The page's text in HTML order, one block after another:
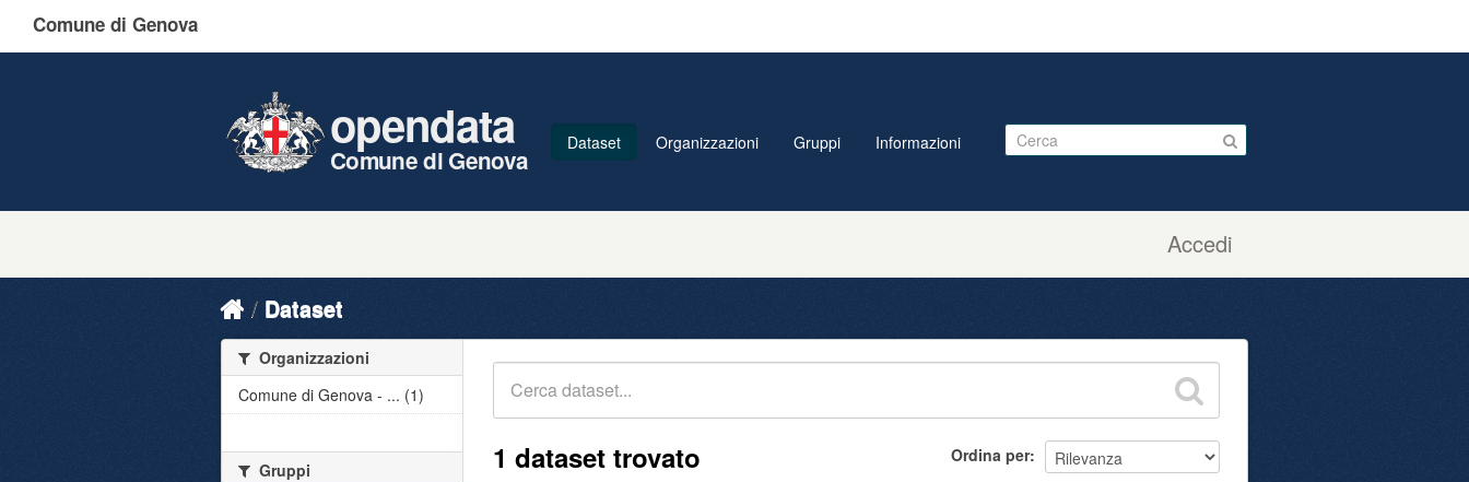
Comune di Genova
Accedi
opendata
Comune di Genova
Dataset Organizzazioni Gruppi Informazioni
Dataset
Ordina per
1 dataset trovato
Organizzazioni
Comune di Genova - ... (1)
Gruppi